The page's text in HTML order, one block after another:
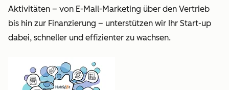
Aktivitäten – von E-Mail-Marketing über den Vertrieb
bis hin zur Finanzierung – unterstützen wir Ihr Start-up
dabei, schneller und effizienter zu wachsen.